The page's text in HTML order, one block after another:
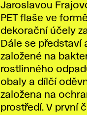
Jaroslavou
PET flaše ve
dekorační účely
Dále se
založené na
rostlinného
obaly a dílčí
založena na
prostředí. V první